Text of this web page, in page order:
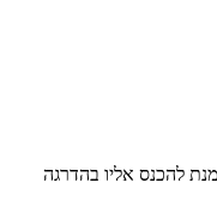
להכנס אליו בהדרגה